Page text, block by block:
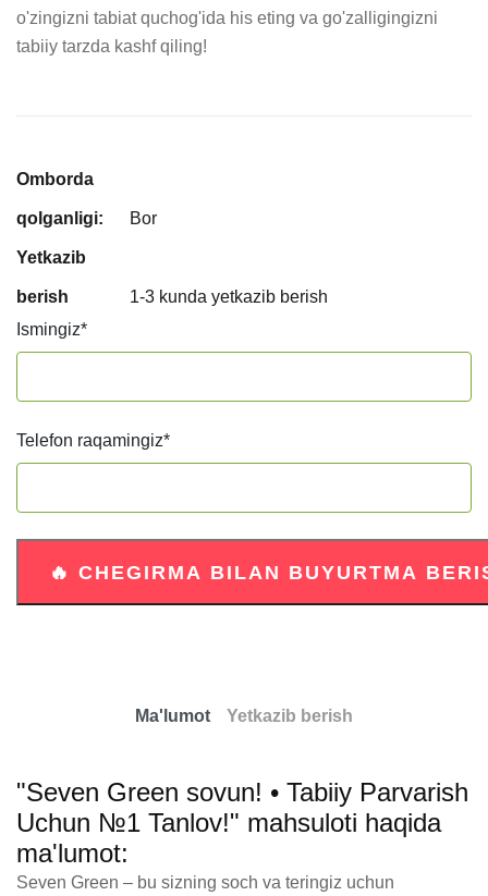
o'zingizni tabiat quchog'ida his eting va go'zalligingizni
tabiiy tarzda kashf qiling!
Omborda
qolganligi: Bor
Yetkazib
berish
1-3 kunda yetkazib berish
Ismingiz*
Telefon raqamingiz*
Ma'lumot Yetkazib berish
"Seven Green sovun! • Tabiiy Parvarish
Uchun №1 Tanlov!" mahsuloti haqida
ma'lumot:
Seven Green – bu sizning soch va teringiz uchun